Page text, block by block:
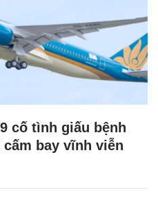
cố tình giấu bệnh
cấm bay vĩnh viễn